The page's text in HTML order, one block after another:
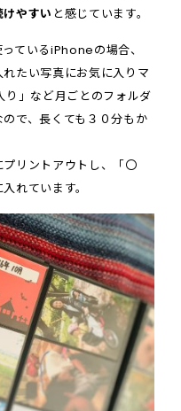
やすい と感じています。
ているiPhoneの場合、
たい写真にお気に入りマ
り」など月ごとのフォルダ
で、長くても３０分もか
リントアウトし、「〇
れています。